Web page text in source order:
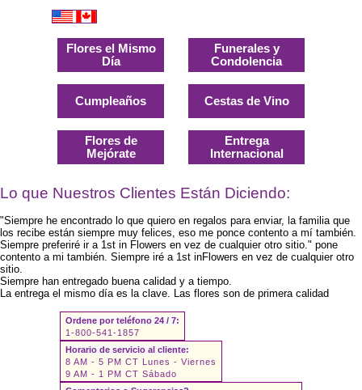
Flores el Mismo
Día
Cumpleaños
Flores de
Mejórate
Funerales y
Condolencia
Cestas de Vino
Entrega
Internacional
Lo que Nuestros Clientes Están Diciendo:
"Siempre he encontrado lo que quiero en regalos para enviar, la familia que
los recibe están siempre muy felices, eso me ponce contento a mí también.
Siempre preferiré ir a 1st in Flowers en vez de cualquier otro sitio." pone
contento a mi también. Siempre iré a 1st inFlowers en vez de cualquier otro
sitio.
Siempre han entregado buena calidad y a tiempo.
La entrega el mismo día es la clave. Las flores son de primera calidad
Ordene por teléfono 24 / 7:
1-800-541-1857
Horario de servicio al cliente:
8 AM - 5 PM CT Lunes - Viernes
9 AM - 1 PM CT Sábado